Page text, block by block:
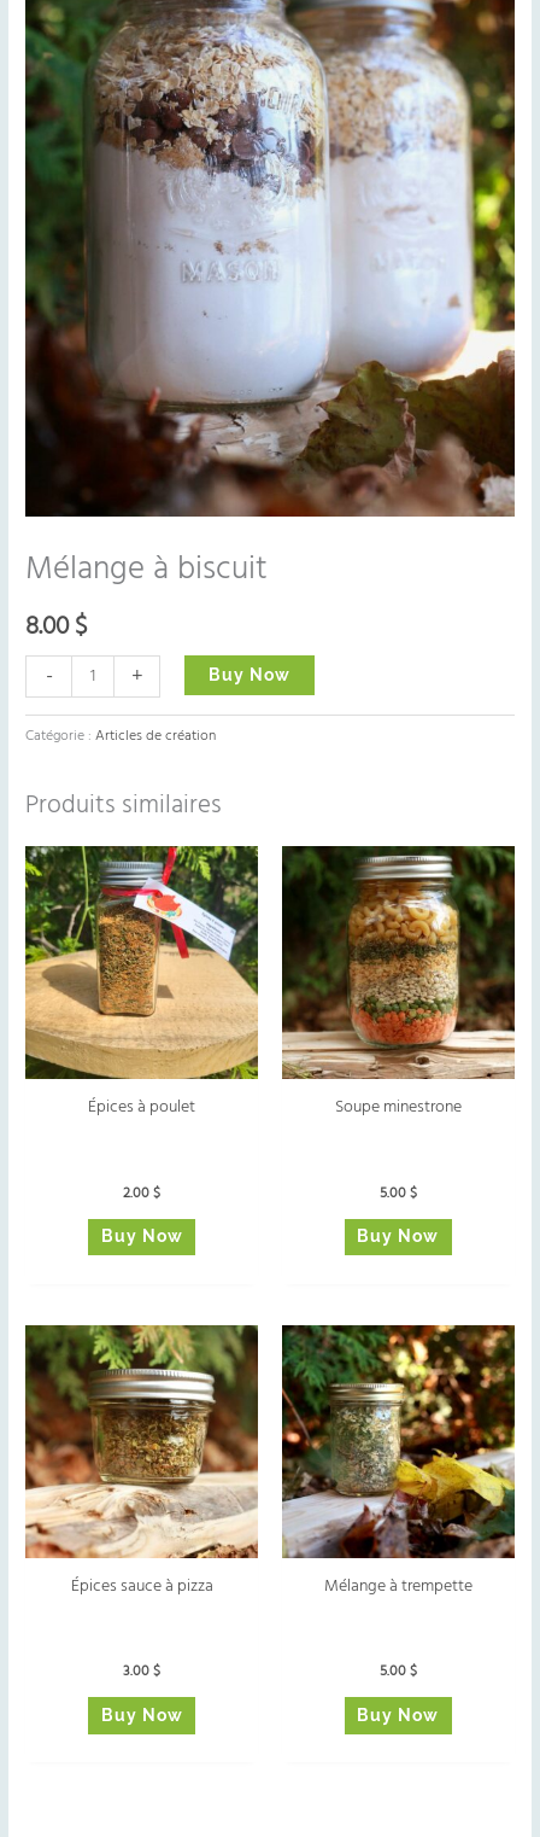
Mélange à biscuit
8.00$
- + Buy Now
Catégorie :Articles de création
Produits similaires
Épices à poulet
2.00$
Buy Now
Soupe minestrone
5.00$
Buy Now
Épices sauce à pizza
3.00$
Buy Now
Mélange à trempette
5.00$
Buy Now